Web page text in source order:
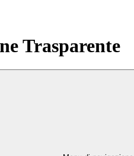
Trasparente